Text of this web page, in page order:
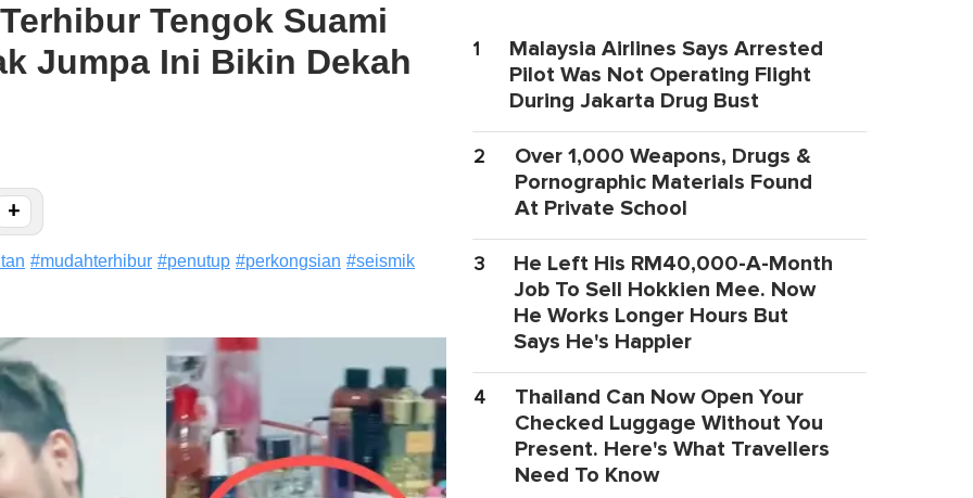
Tengok Suami
Jumpa Ini Bikin Dekah
+
#mudahterhibur #penutup #perkongsian #seismik
1
Malaysia Airlines Says Arrested
Pilot Was Not Operating Flight
During Jakarta Drug Bust
2
Over 1,000 Weapons, Drugs &
Pornographic Materials Found
At Private School
3
He Left His RM40,000-A-Month
Job To Sell Hokkien Mee. Now
He Works Longer Hours But
Says He's Happier
4
Thailand Can Now Open Your
Checked Luggage Without You
Present. Here's What Travellers
Need To Know